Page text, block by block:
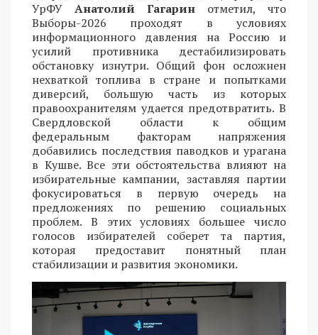
УрФУ Анатолий Гагарин отметил, что
Выборы-2026 проходят в условиях
информационного давления на Россию и
усилий противника дестабилизировать
обстановку изнутри. Общий фон осложнен
нехваткой топлива в стране и попытками
диверсий, большую часть из которых
правоохранителям удается предотвратить. В
Свердловской области к общим
федеральным факторам напряжения
добавились последствия паводков и урагана
в Кушве. Все эти обстоятельства влияют на
избирательные кампании, заставляя партии
фокусироваться в первую очередь на
предложениях по решению социальных
проблем. В этих условиях большее число
голосов избирателей соберет та партия,
которая предоставит понятный план
стабилизации и развития экономики.